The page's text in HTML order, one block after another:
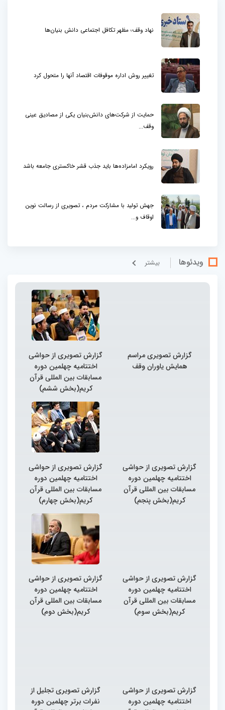
نهاد وقف؛ مظهر تکافل اجتماعی دانش بنیان‌ها
تغییر روش اداره موقوفات اقتصاد آنها را متحول کرد
حمایت از شرکت‌های دانش‌بنیان یکی از مصادیق عینی
وقف...
رویکرد امامزاده‌ها باید جذب قشر خاکستری جامعه باشد
جهش تولید با مشارکت مردم ، تصویری از رسالت نوین
اوقاف و...
ویدئوها بيشتر
گزارش تصویری مراسم
همایش یاوران وقف
گزارش تصویری از حواشی
اختتامیه چهلمین دوره
مسابقات بین المللی قرآن
کریم(بخش ششم)
گزارش تصویری از حواشی
اختتامیه چهلمین دوره
مسابقات بین المللی قرآن
کریم(بخش پنجم)
گزارش تصویری از حواشی
اختتامیه چهلمین دوره
مسابقات بین المللی قرآن
کریم(بخش چهارم)
گزارش تصویری از حواشی
اختتامیه چهلمین دوره
مسابقات بین المللی قرآن
کریم(بخش سوم)
گزارش تصویری از حواشی
اختتامیه چهلمین دوره
مسابقات بین المللی قرآن
کریم(بخش دوم)
گزارش تصویری از حواشی
اختتامیه چهلمین دوره
گزارش تصویری تجلیل از
نفرات برتر چهلمین دوره